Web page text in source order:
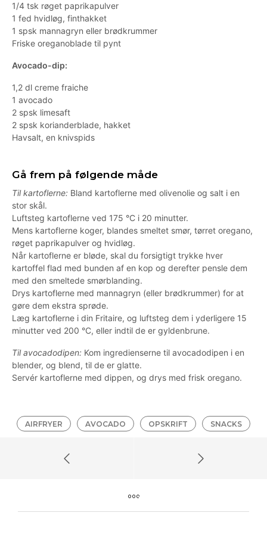
1/4 tsk røget paprikapulver
1 fed hvidløg, finthakket
1 spsk mannagryn eller brødkrummer
Friske oreganoblade til pynt
Avocado-dip:
1,2 dl creme fraiche
1 avocado
2 spsk limesaft
2 spsk korianderblade, hakket
Havsalt, en knivspids
Gå frem på følgende måde
Til kartoflerne: Bland kartoflerne med olivenolie og salt i en
stor skål.
Luftsteg kartoflerne ved 175 °C i 20 minutter.
Mens kartoflerne koger, blandes smeltet smør, tørret oregano,
røget paprikapulver og hvidløg.
Når kartoflerne er bløde, skal du forsigtigt trykke hver
kartoffel flad med bunden af en kop og derefter pensle dem
med den smeltede smørblanding.
Drys kartoflerne med mannagryn (eller brødkrummer) for at
gøre dem ekstra sprøde.
Læg kartoflerne i din Fritaire, og luftsteg dem i yderligere 15
minutter ved 200 °C, eller indtil de er gyldenbrune.
Til avocadodipen: Kom ingredienserne til avocadodipen i en
blender, og blend, til de er glatte.
Servér kartoflerne med dippen, og drys med frisk oregano.
AIRFRYER AVOCADO OPSKRIFT SNACKS